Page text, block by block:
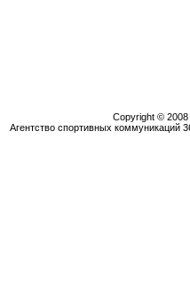
Copyright © 2008
Агентство спортивных коммуникаций